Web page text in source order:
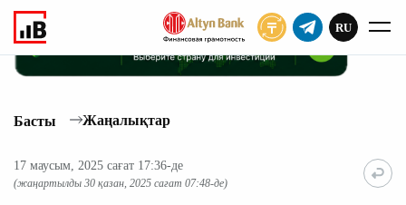
ЖАЗЫЛУ
RU
Басты Жаңалықтар
17 маусым, 2025 сағат 17:36-де
(жаңартылды 30 қазан, 2025 сағат 07:48-де)